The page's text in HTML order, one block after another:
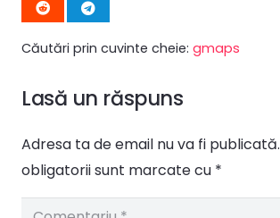
Căutări prin cuvinte cheie: gmaps
Lasă un răspuns
Adresa ta de email nu va fi publicată.
obligatorii sunt marcate cu *